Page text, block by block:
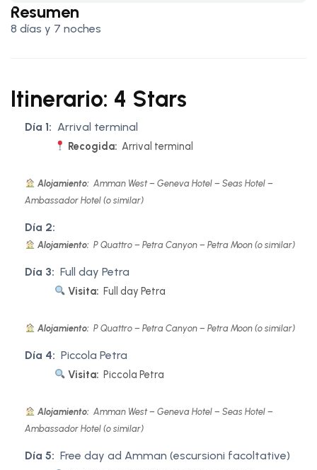
Resumen
8 días y 7 noches
Itinerario: 4 Stars
Día 1: Arrival terminal
Recogida: Arrival terminal
Alojamiento: Amman West – Geneva Hotel – Seas Hotel –
Ambassador Hotel (o similar)
Día 2:
Alojamiento: P Quattro – Petra Canyon – Petra Moon (o similar)
Día 3: Full day Petra
Visita: Full day Petra
Alojamiento: P Quattro – Petra Canyon – Petra Moon (o similar)
Día 4: Piccola Petra
Visita: Piccola Petra
Alojamiento: Amman West – Geneva Hotel – Seas Hotel –
Ambassador Hotel (o similar)
Día 5: Free day ad Amman (escursioni facoltative)